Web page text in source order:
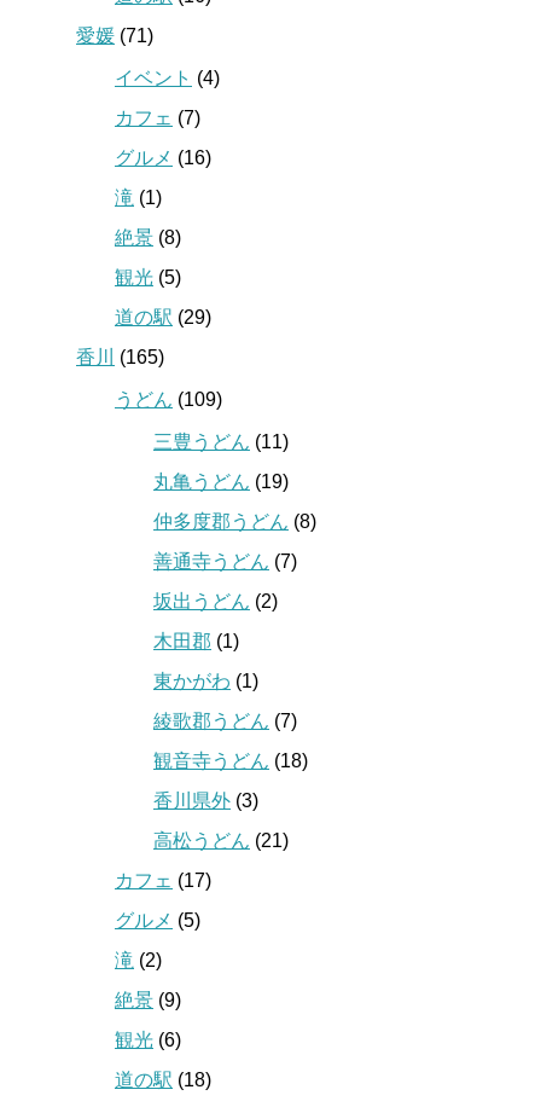
愛媛 (71)
イベント (4)
カフェ (7)
グルメ (16)
滝 (1)
絶景 (8)
観光 (5)
道の駅 (29)
香川
(165)
うどん (109)
三豊うどん (11)
丸亀うどん (19)
仲多度郡うどん (8)
善通寺うどん (7)
坂出うどん (2)
木田郡 (1)
東かがわ (1)
綾歌郡うどん (7)
観音寺うどん (18)
香川県外 (3)
高松うどん (21)
カフェ (17)
グルメ (5)
滝 (2)
絶景 (9)
観光 (6)
道の駅 (18)